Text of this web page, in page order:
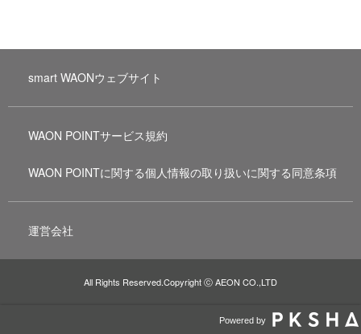
smart WAONウェブサイト
WAON POINTサービス規約
WAON POINTに関する個人情報の取り扱いに関する同意条項
運営会社
All Rights Reserved.Copyright ⓒ AEON CO.,LTD
Powered by